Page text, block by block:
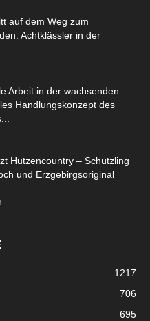
auf dem Weg zum
Achtklässler in der
Arbeit in der wachsenden
Handlungskonzept des
Hutzencountry – Schützling
und Erzgebirgsoriginal
1217
706
695